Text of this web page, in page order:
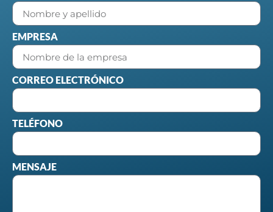
EMPRESA
CORREO ELECTRÓNICO
TELÉFONO
MENSAJE